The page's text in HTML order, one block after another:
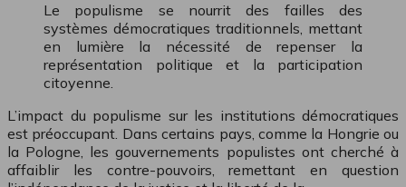
Le populisme se nourrit des failles des
systèmes démocratiques traditionnels, mettant
en lumière la nécessité de repenser la
représentation politique et la participation
citoyenne.
L’impact du populisme sur les institutions démocratiques
est préoccupant. Dans certains pays, comme la Hongrie ou
la Pologne, les gouvernements populistes ont cherché à
affaiblir les contre-pouvoirs, remettant en question